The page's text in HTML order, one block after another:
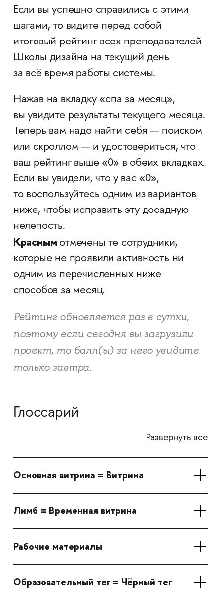
Если вы успешно справились с этими
шагами, то видите перед собой
итоговый рейтинг всех преподавателей
Школы дизайна на текущий день
за всё время работы системы.
Нажав на вкладку «опа за месяц»,
вы увидите результаты текущего месяца.
Теперь вам надо найти себя — поиском
или скроллом — и удостовериться, что
ваш рейтинг выше «0» в обеих вкладках.
Если вы увидели, что у вас «0»,
то воспользуйтесь одним из вариантов
ниже, чтобы исправить эту досадную
нелепость.
​​​​​​​Красным отмечены те сотрудники,
которые не проявили активность ни
одним из перечисленных ниже
способов за месяц.
Рейтинг обновляется раз в сутки,
поэтому если сегодня вы загрузили
проект, то балл(ы) за него увидите
только завтра.
Глоссарий
Развернуть все
Основная витрина = Витрина
Лимб = Временная витрина
Рабочие материалы
Образовательный тег = Чёрный тег